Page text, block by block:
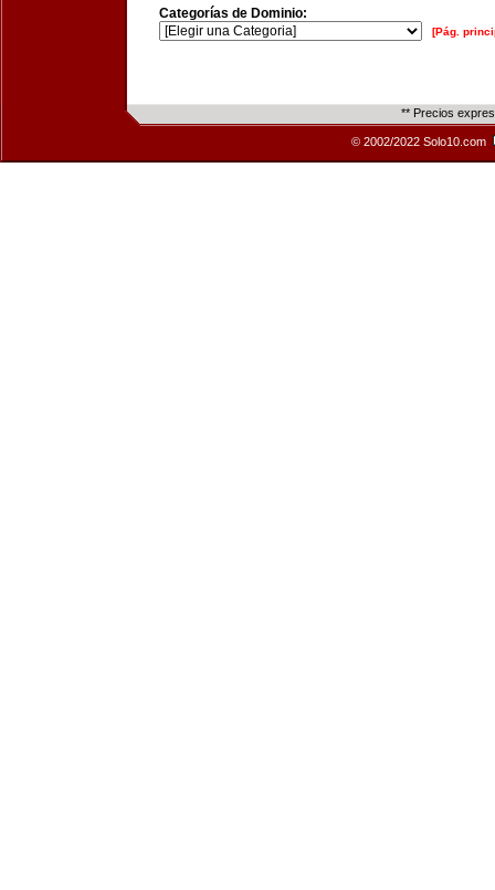
Categorías de Dominio:
[Pág.
** Precios
© 2002/2022 Solo10.com